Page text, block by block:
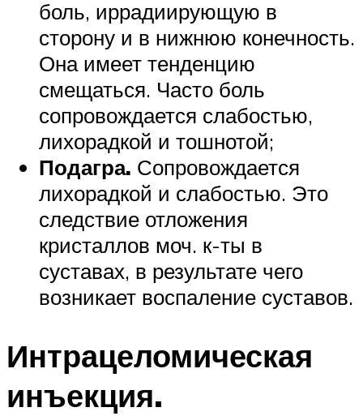
боль, иррадиирующую в
сторону и в нижнюю конечность.
Она имеет тенденцию
смещаться. Часто боль
сопровождается слабостью,
лихорадкой и тошнотой;
Подагра. Сопровождается
лихорадкой и слабостью. Это
следствие отложения
кристаллов моч. к-ты в
суставах, в результате чего
возникает воспаление суставов.
Интрацеломическая
инъекция.